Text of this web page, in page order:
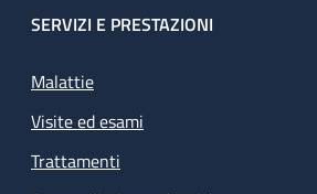
SERVIZI E PRESTAZIONI
Malattie
Visite ed esami
Trattamenti